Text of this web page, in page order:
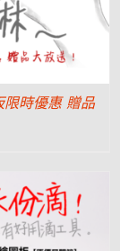
限時優惠 贈品